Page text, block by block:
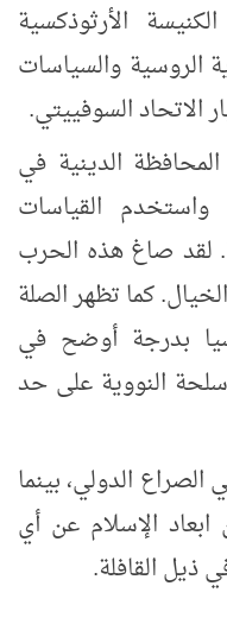
الأرثوذكسية
الروسية والسياسات
الاتحاد السوفييتي.
الدينية في
واستخدم القياسات
لقد صاغ هذه الحرب
كما تظهر الصلة
بدرجة أوضح في
النووية على حد
الدولي، بينما
ابعاد الإسلام عن أي
ذيل القافلة.